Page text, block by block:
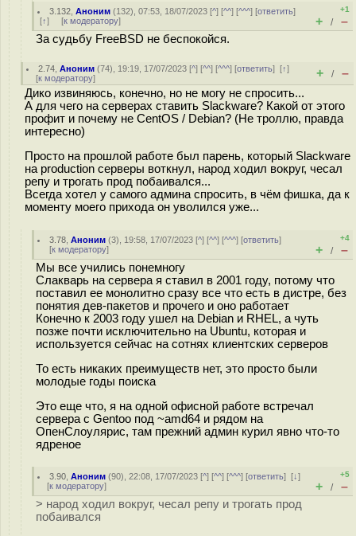
3.132 ,Аноним (132), 07:53, 18/07/2023 [^] [^^] [^^^] [ответить]
[↑] [к модератору]
+1
+ / –
За судьбу FreeBSD не беспокойся.
2.74 ,Аноним (74), 19:19, 17/07/2023 [^] [^^] [^^^] [ответить][↑]
[к модератору] + / –
Дико извиняюсь, конечно, но не могу не спросить...
А для чего на серверах ставить Slackware? Какой от этого
профит и почему не CentOS / Debian? (Не троллю, правда
интересно)
Просто на прошлой работе был парень, который Slackware
на production серверы воткнул, народ ходил вокруг, чесал
репу и трогать прод побаивался...
Всегда хотел у самого админа спросить, в чём фишка, да к
моменту моего прихода он уволился уже...
3.78 ,Аноним (3), 19:58, 17/07/2023 [^] [^^] [^^^] [ответить]
[к модератору]
+4
+ / –
Мы все учились понемногу
Слакварь на сервера я ставил в 2001 году, потому что
поставил ее монолитно сразу все что есть в дистре, без
понятия дев-пакетов и прочего и оно работает
Конечно к 2003 году ушел на Debian и RHEL, а чуть
позже почти исключительно на Ubuntu, которая и
используется сейчас на сотнях клиентских серверов
То есть никаких преимуществ нет, это просто были
молодые годы поиска
Это еще что, я на одной офисной работе встречал
сервера с Gentoo под ~amd64 и рядом на
ОпенСлоулярис, там прежний админ курил явно что-то
ядреное
3.90 ,Аноним (90), 22:08, 17/07/2023 [^] [^^] [^^^] [ответить][↓]
[к модератору]
+5
+ / –
> народ ходил вокруг, чесал репу и трогать прод
побаивался